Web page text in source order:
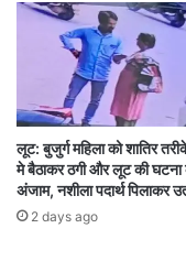
लूट: बुजुर्ग महिला को शातिर
मे बैठाकर ठगी और लूट की घटना
अंजाम, नशीला पदार्थ पिलाकर
2 days ago